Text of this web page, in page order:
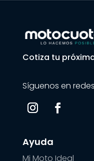
Cotiza tu
Síguenos en
Ayuda
Mi Moto Ideal